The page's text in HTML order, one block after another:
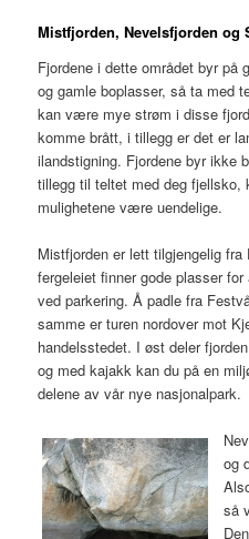
Mistfjorden, Nevelsfjorden og
Fjordene i dette området byr på
og gamle boplasser, så ta med
kan være mye strøm i disse
komme brått, i tillegg er det er
ilandstigning. Fjordene byr ikke
tillegg til teltet med deg fjellsko,
mulighetene være uendelige.
Mistfjorden er lett tilgjengelig
fergeleiet finner gode plasser
ved parkering. Å padle fra
samme er turen nordover mot
handelsstedet. I øst deler
og med kajakk kan du på en
delene av vår nye nasjonalpark.
og
så